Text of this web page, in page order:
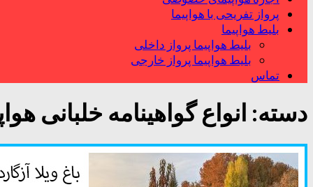
پرواز تفریحی با هواپیما
بلیط هواپیما
بلیط هواپیما پرواز داخلی
بلیط هواپیما پرواز خارجی
تماس
دسته: انواع گواهینامه خلبانی